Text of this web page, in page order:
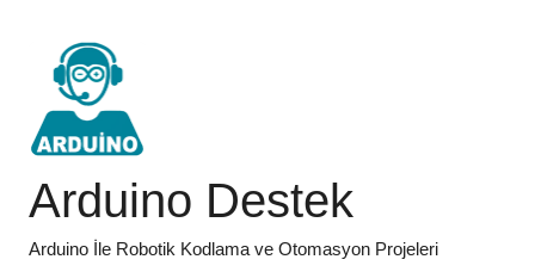
Arduino Destek
Arduino İle Robotik Kodlama ve Otomasyon Projeleri